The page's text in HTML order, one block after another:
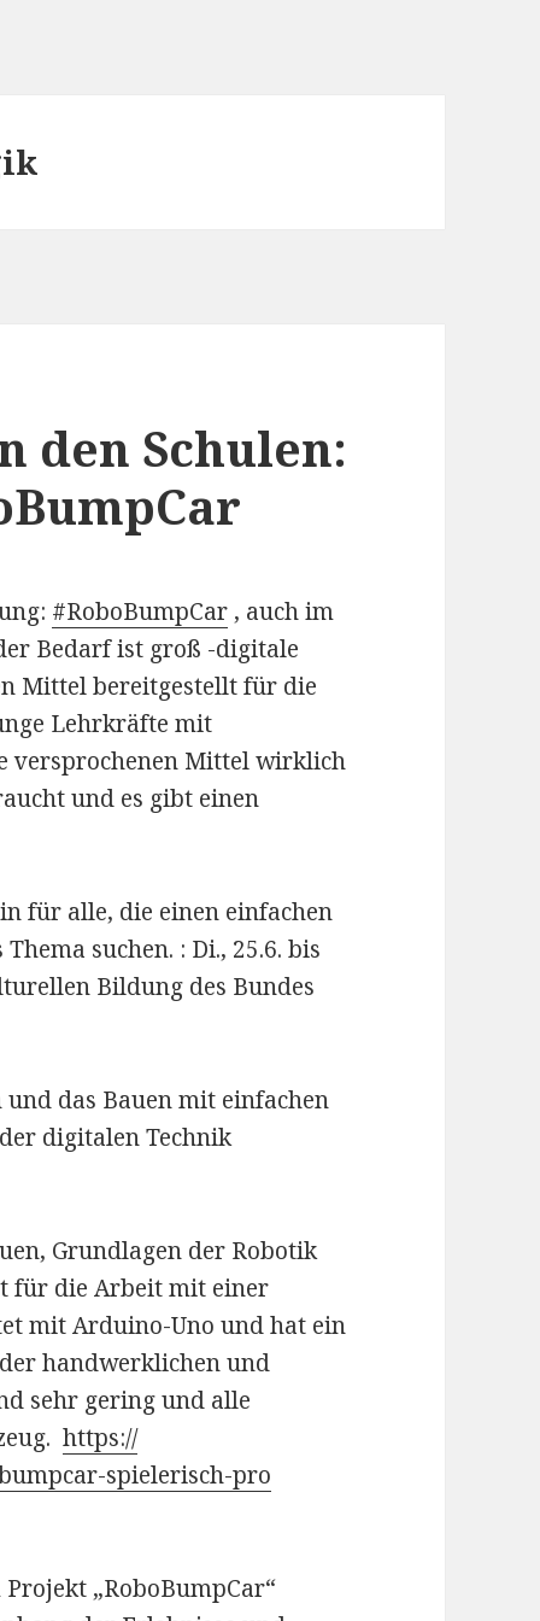
den Schulen:
#RoboBumpCar , auch im
Bedarf ist groß -digitale
Mittel bereitgestellt für die
Lehrkräfte mit
versprochenen Mittel wirklich
und es gibt einen
für alle, die einen einfachen
suchen. : Di., 25.6. bis
Bildung des Bundes
das Bauen mit einfachen
digitalen Technik
Grundlagen der Robotik
für die Arbeit mit einer
mit Arduino-Uno und hat ein
handwerklichen und
sehr gering und alle
https://
spielerisch-pro
„RoboBumpCar“